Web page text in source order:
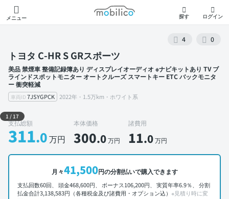
メニュー
モビリコ
探す ログイン
4 0
トヨタ C-HR S GRスポーツ
美品 禁煙車 整備記録簿あり ディスプレイオーディオ ※ナビキットあり TV ブ
ラインドスポットモニター オートクルーズ スマートキー ETC バックモニタ
ー 衝突軽減
車両ID 7JSYGPCK 2022年・1.5万km・ホワイト系
外装 左前
1 /17
支払総額
311.0万円
本体価格
300.0万円
諸費用
11.0万円
月々41,500円の分割払いで購入できます
支払回数60回、 頭金468,600円、 ボーナス106,200円、 実質年率6.9％、 分割
払金合計3,138,583円（各種税金及び諸費用・オプション込） ※見積り時に変